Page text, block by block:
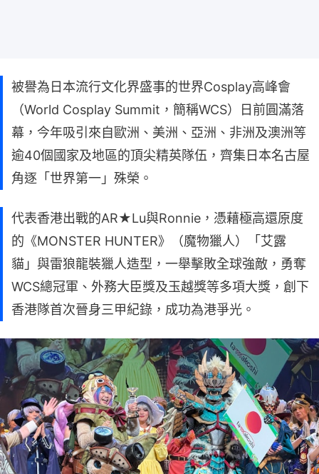
被譽為日本流行文化界盛事的世界Cosplay高峰會
（World Cosplay Summit，簡稱WCS）日前圓滿落
幕，今年吸引來自歐洲、美洲、亞洲、非洲及澳洲等
逾40個國家及地區的頂尖精英隊伍，齊集日本名古屋
角逐「世界第一」殊榮。
代表香港出戰的AR★Lu與Ronnie，憑藉極高還原度
的《MONSTER HUNTER》（魔物獵人）「艾露
貓」與雷狼龍裝獵人造型，一舉擊敗全球強敵，勇奪
WCS總冠軍、外務大臣獎及玉越獎等多項大獎，創下
香港隊首次晉身三甲紀錄，成功為港爭光。